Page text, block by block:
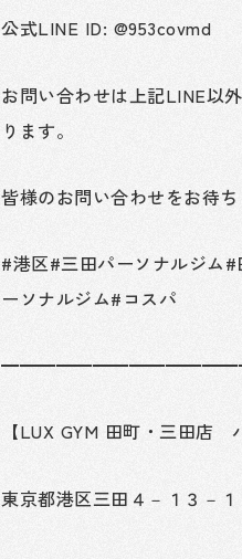
公式LINE ID: @953covmd
お問い合わせは上記LINE以
ります。
皆様のお問い合わせをお待ち
#港区#三田パーソナルジム
ーソナルジム#コスパ
【LUX GYM 田町・三田店
東京都港区三田４－１３